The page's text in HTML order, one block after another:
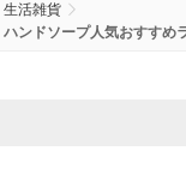
生活雑貨
ハンドソープ人気おすすめ